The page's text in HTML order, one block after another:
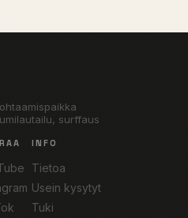
surffaus
INFO
Tietoa
Usein kysytyt
Tuki